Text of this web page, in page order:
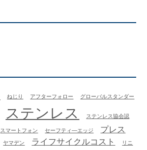
ねじり アフターフォロー グローバルスタンダー
ステンレス ステンレス協会認
スマートフォン セーフティ―エッジ
プレス
ヤマデン ライフサイクルコスト
リニ